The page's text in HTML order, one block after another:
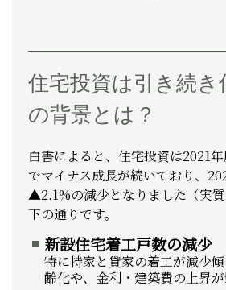
住宅投資は引き続
の背景とは？
白書によると、住宅投資は2021
でマイナス成長が続いており、
▲2.1%の減少となりました（実
下の通りです。
新設住宅着工戸数の減少
特に持家と貸家の着工が減少
齢化や、金利・建築費の上昇が